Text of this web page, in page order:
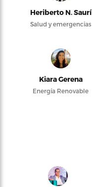
Heriberto N. Saurí
Salud y emergencias
Kiara Gerena
Energía Renovable